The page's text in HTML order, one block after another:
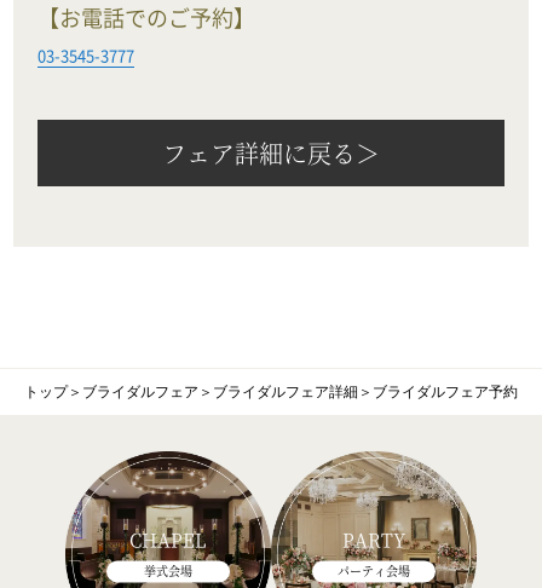
【お電話でのご予約】
03-3545-3777
フェア詳細に戻る＞
トップ＞ ブライダルフェア ＞ ブライダルフェア詳細 ＞ ブライダルフェア予約
CHAPEL
挙式会場
PARTY
パーティ会場